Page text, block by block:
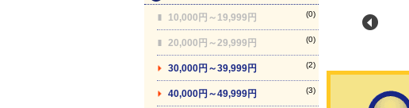
10,000円～19,999円 (0)
20,000円～29,999円 (0)
30,000円～39,999円 (2)
40,000円～49,999円 (3)